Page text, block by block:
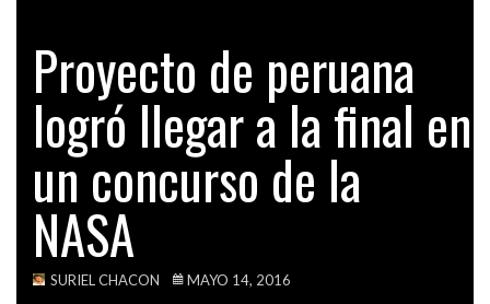
TECH
VIDEOS
ALGUIEN TENÍA QUE DECIR ESTA VERDAD A…
ACTUALIDAD
BASE MILITAR CHILENA EN LA FRONTERA CON…
POLÍTICA
Proyecto de peruana
logró llegar a la final en
un concurso de la
NASA
SURIEL CHACON MAYO 14, 2016